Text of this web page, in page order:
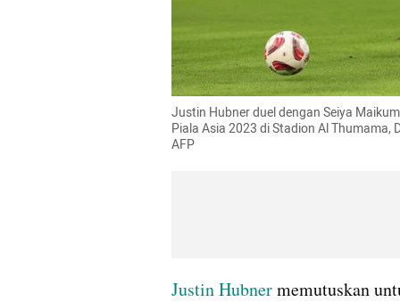
Justin Hubner duel dengan Seiya
Piala Asia 2023 di Stadion Al Thumama,
AFP
Justin Hubner memutuskan